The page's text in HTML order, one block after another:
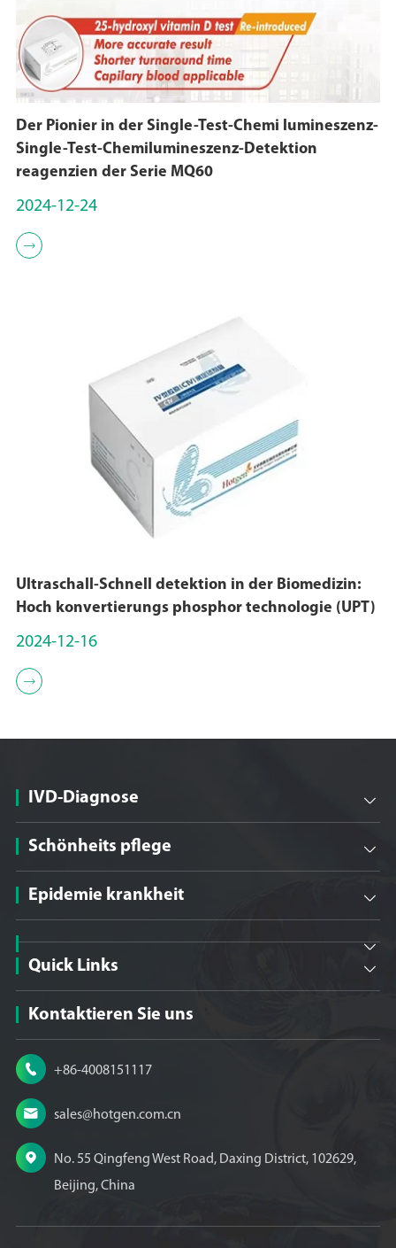
Der Pionier in der Single-Test-Chemi lumineszenz-
Single-Test-Chemilumineszenz-Detektion
reagenzien der Serie MQ60
2024-12-24

Ultraschall-Schnell detektion in der Biomedizin:
Hoch konvertierungs phosphor technologie (UPT)
2024-12-16

IVD-Diagnose 
Schönheits pflege 
Epidemie krankheit 

Quick Links 
Kontaktieren Sie uns
 +86-4008151117
 sales@hotgen.com.cn

No. 55 Qingfeng West Road, Daxing District, 102629,
Beijing, China